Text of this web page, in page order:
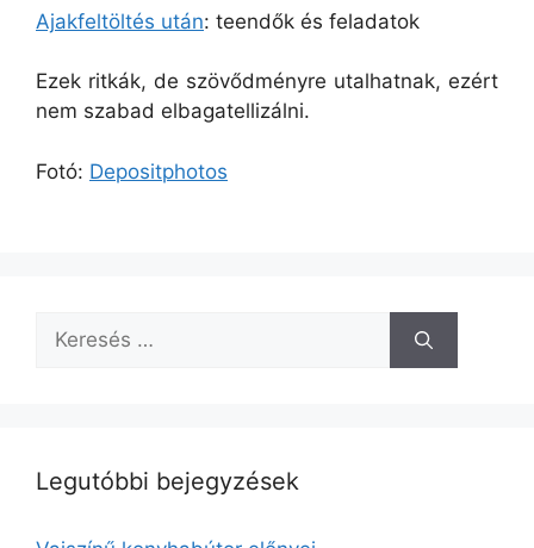
Ajakfeltöltés után: teendők és feladatok
Ezek ritkák, de szövődményre utalhatnak, ezért
nem szabad elbagatellizálni.
Fotó: Depositphotos
Keresés:
Legutóbbi bejegyzések